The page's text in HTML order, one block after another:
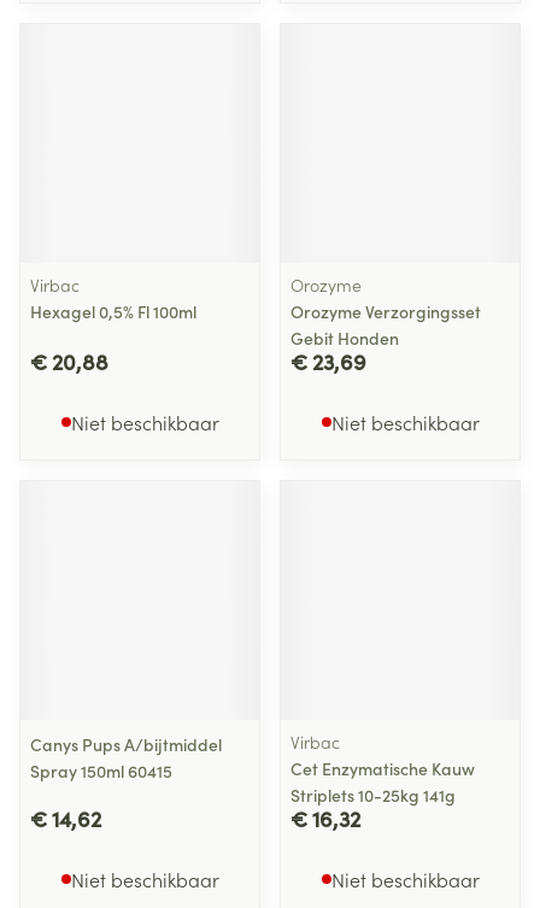
Virbac
Hexagel 0,5% Fl 100ml
€ 20,88
Niet beschikbaar
Orozyme
Orozyme Verzorgingsset
Gebit Honden
€ 23,69
Niet beschikbaar
Canys Pups A/bijtmiddel
Spray 150ml 60415
€ 14,62
Niet beschikbaar
Virbac
Cet Enzymatische Kauw
Striplets 10-25kg 141g
€ 16,32
Niet beschikbaar